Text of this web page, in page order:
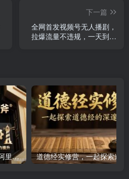
下一篇
全网首发视频号无人播剧，
拉爆流量不违规，一天到手
团队管理必学课程系列，阿里巴巴“腿部三板斧”